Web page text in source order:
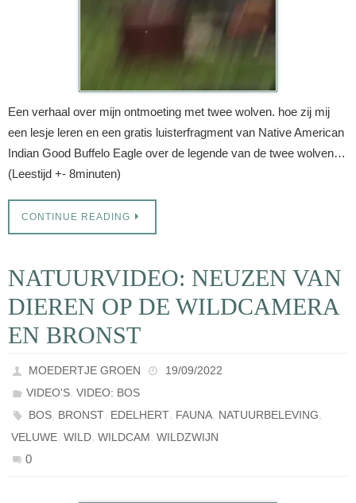
Een verhaal over mijn ontmoeting met twee wolven. hoe zij mij
een lesje leren en een gratis luisterfragment van Native American
Indian Good Buffelo Eagle over de legende van de twee wolven…
(Leestijd +- 8minuten)
CONTINUE READING
NATUURVIDEO: NEUZEN VAN
DIEREN OP DE WILDCAMERA
EN BRONST
MOEDERTJE GROEN
19/09/2022
VIDEO'S,VIDEO: BOS
BOS, BRONST, EDELHERT, FAUNA, NATUURBELEVING,
VELUWE, WILD, WILDCAM, WILDZWIJN
0